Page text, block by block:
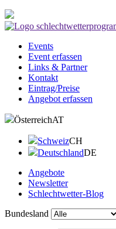
Events
Event erfassen
Links & Partner
Kontakt
Eintrag/Preise
Angebot erfassen
ÖsterreichAT
SchweizCH
DeutschlandDE
Angebote
Newsletter
Schlechtwetter-Blog
Bundesland